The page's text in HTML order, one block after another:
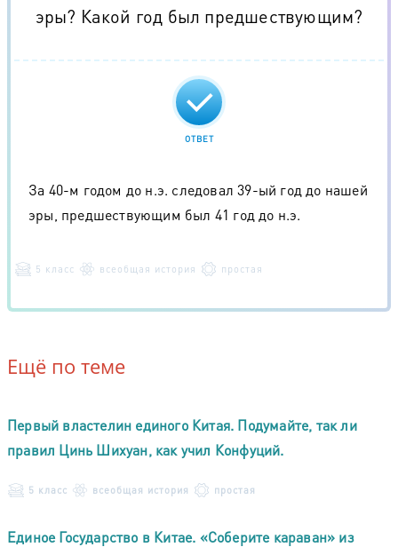
эры? Какой год был предшествующим?
ОТВЕТ
За 40-м годом до н.э. следовал 39-ый год до нашей
эры, предшествующим был 41 год до н.э.
5 класс всеобщая история простая
Ещё по теме
Первый властелин единого Китая. Подумайте, так ли
правил Цинь Шихуан, как учил Конфуций.
5 класс всеобщая история простая
Единое Государство в Китае. «Соберите караван» из